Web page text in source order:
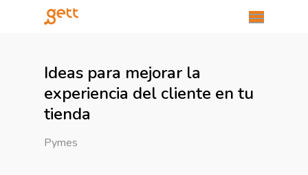
Ideas para mejorar la
experiencia del cliente en tu
tienda
Pymes